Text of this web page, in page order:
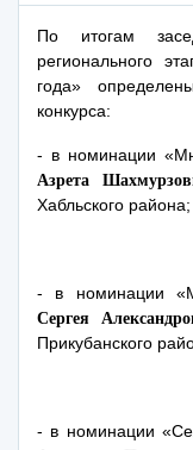
По итогам
регионального
года»
конкурса:
- в номинации
Азрета
Хабльского района;
- в номинации
Сергея
Прикубанского
- в номинации